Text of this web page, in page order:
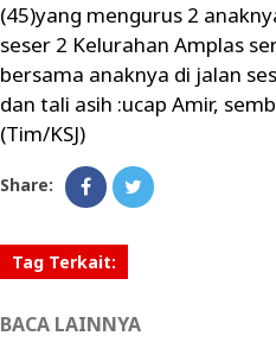
(45)yang mengurus 2
seser 2 Kelurahan Amplas
bersama anaknya di jalan
dan tali asih :ucap Amir,
(Tim/KSJ)
Share:
Tag Terkait:
BACA LAINNYA